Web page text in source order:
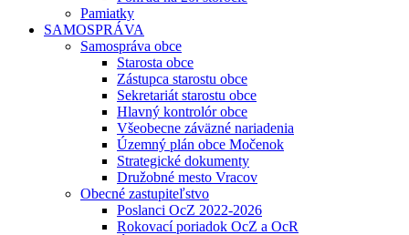
Pamiatky
SAMOSPRÁVA
Samospráva obce
Starosta obce
Zástupca starostu obce
Sekretariát starostu obce
Hlavný kontrolór obce
Všeobecne záväzné nariadenia
Územný plán obce Močenok
Strategické dokumenty
Družobné mesto Vracov
Obecné zastupiteľstvo
Poslanci OcZ 2022-2026
Rokovací poriadok OcZ a OcR